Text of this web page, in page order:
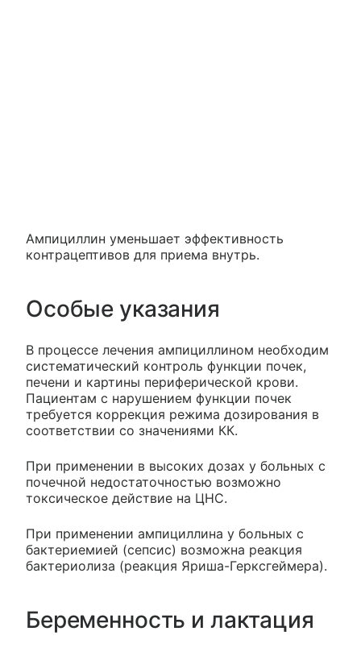
Ампициллин уменьшает эффективность
контрацептивов для приема внутрь.
Особые указания
В процессе лечения ампициллином необходим
систематический контроль функции почек,
печени и картины периферической крови.
Пациентам с нарушением функции почек
требуется коррекция режима дозирования в
соответствии со значениями КК.
При применении в высоких дозах у больных с
почечной недостаточностью возможно
токсическое действие на ЦНС.
При применении ампициллина у больных с
бактериемией (сепсис) возможна реакция
бактериолиза (реакция Яриша-Герксгеймера).
Беременность и лактация